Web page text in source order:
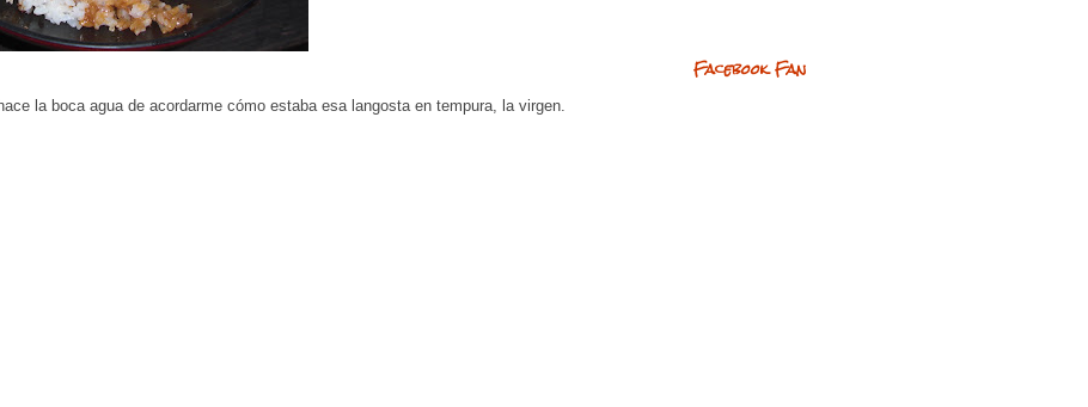
la boca agua de acordarme cómo estaba esa langosta en tempura, la virgen.
Facebook Fan